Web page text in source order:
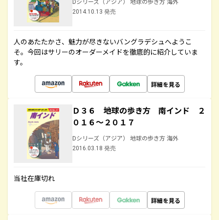
2014.10.13 発売
人のあたたかさ、魅力が尽きないバングラデシュへようこ
そ。今回はサリーのオーダーメイドを徹底的に紹介していま
す。
詳細を見る
Ｄ３６ 地球の歩き方 南インド ２
０１６～２０１７
Dシリーズ（アジア） 地球の歩き方 海外
2016.03.18 発売
当社在庫切れ
詳細を見る